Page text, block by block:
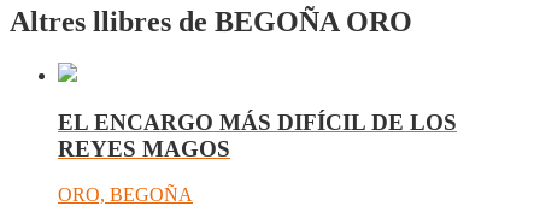
Altres llibres de BEGOÑA ORO
EL ENCARGO MÁS DIFÍCIL DE LOS
REYES MAGOS
ORO, BEGOÑA